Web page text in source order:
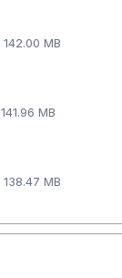
142.00 MB
141.96 MB
138.47 MB